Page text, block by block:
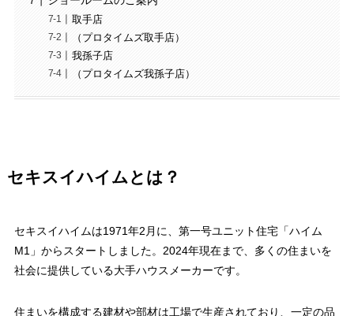
取手店
（プロタイムズ取手店）
我孫子店
（プロタイムズ我孫子店）
セキスイハイムとは？
セキスイハイムは1971年2月に、第一号ユニット住宅「ハイム
M1」からスタートしました。2024年現在まで、多くの住まいを
社会に提供している大手ハウスメーカーです。
住まいを構成する建材や部材は工場で生産されており、一定の品